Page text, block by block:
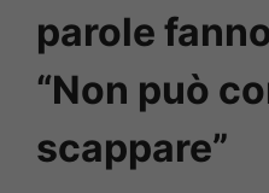
parole
“Non può
scappare”